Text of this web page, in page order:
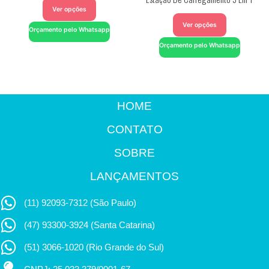
Ver opções
Orçamento pelo Whatsapp
Ver opções
Orçamento pelo Whatsapp
HOME
CONTATO
SOBRE
LANÇAMENTOS
(11) 92093-7312 (São Paulo)
(47) 93300-3924 (Santa Catarina)
(51) 3066-1020 (Rio Grande do Sul)